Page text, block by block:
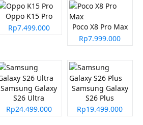
Oppo K15 Pro
Rp7.499.000
Poco X8 Pro Max
Rp7.999.000
Samsung Galaxy
S26 Ultra
Rp24.499.000
Samsung Galaxy
S26 Plus
Rp19.499.000